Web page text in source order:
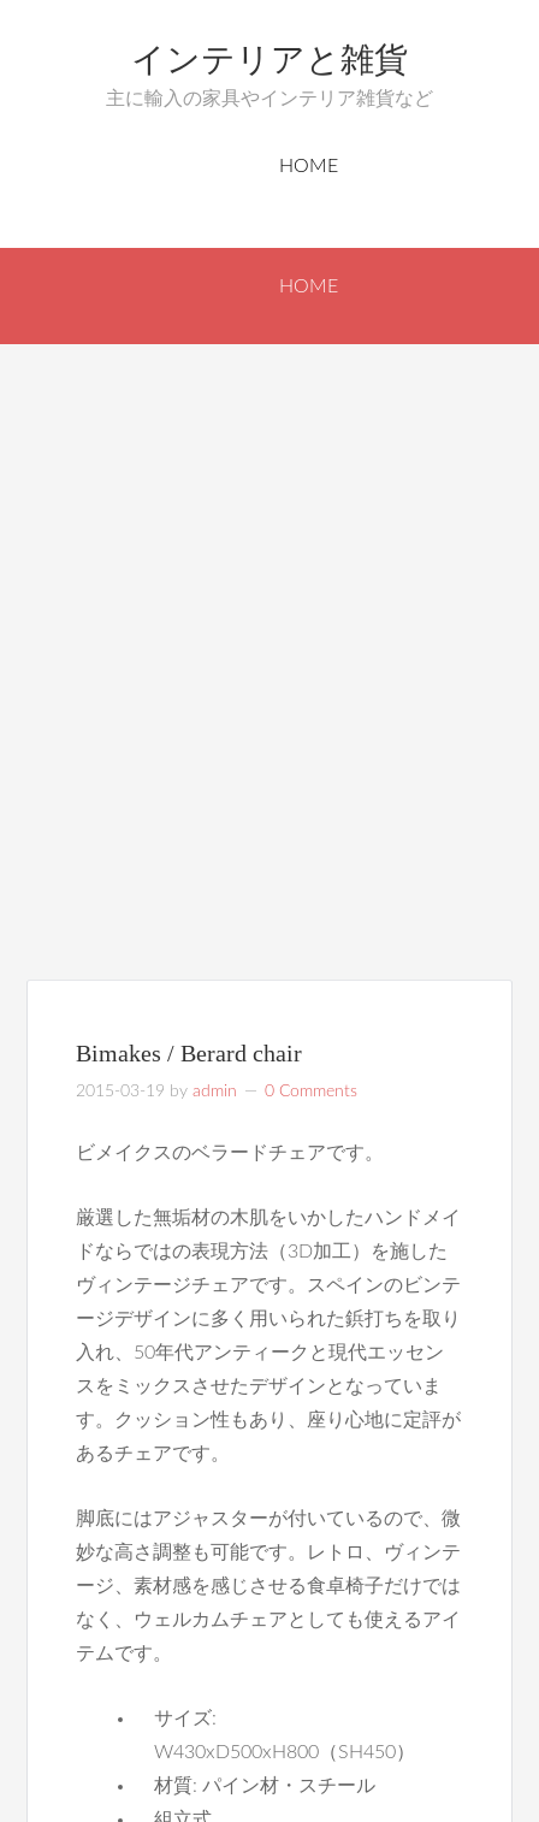
インテリアと雑貨
主に輸入の家具やインテリア雑貨など
HOME
HOME
Bimakes / Berard chair
2015-03-19 byadmin 0 Comments
ビメイクスのベラードチェアです。
厳選した無垢材の木肌をいかしたハンドメイ
ドならではの表現方法（3D加工）を施した
ヴィンテージチェアです。スペインのビンテ
ージデザインに多く用いられた鋲打ちを取り
入れ、50年代アンティークと現代エッセン
スをミックスさせたデザインとなっていま
す。クッション性もあり、座り心地に定評が
あるチェアです。
脚底にはアジャスターが付いているので、微
妙な高さ調整も可能です。レトロ、ヴィンテ
ージ、素材感を感じさせる食卓椅子だけでは
なく、ウェルカムチェアとしても使えるアイ
テムです。
サイズ:
W430xD500xH800（SH450）
材質: パイン材・スチール